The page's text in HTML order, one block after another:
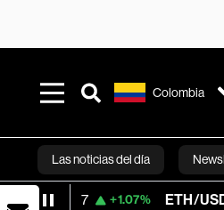
Colombia
Las noticias del día
ETH/USD 1,928.313